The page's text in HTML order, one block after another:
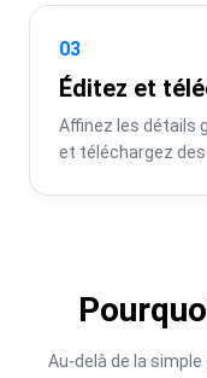
03
Éditez et
Affinez les détails
et téléchargez
Au-delà de la